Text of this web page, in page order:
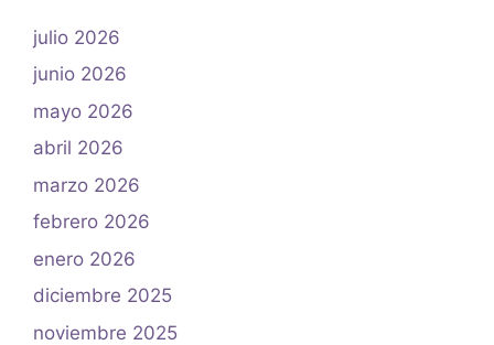
julio 2026
junio 2026
mayo 2026
abril 2026
marzo 2026
febrero 2026
enero 2026
diciembre 2025
noviembre 2025